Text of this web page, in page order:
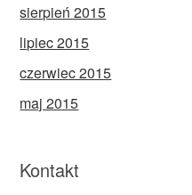
sierpień 2015
lipiec 2015
czerwiec 2015
maj 2015
Kontakt